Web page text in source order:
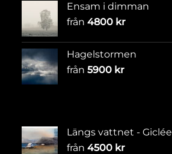
Ensam i dimman
från 4800 kr
Hagelstormen
från 5900 kr
Längs vattnet - Giclée
från 4500 kr